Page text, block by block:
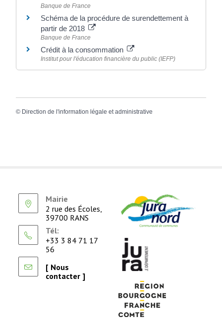
Banque de France
Schéma de la procédure de surendettement à
partir de 2018
Banque de France
Crédit à la consommation
Institut pour l'éducation financière du public (IEFP)
© Direction de l'information légale et administrative
Mairie
2 rue des Écoles,
39700 RANS
Tél:
+33 3 84 71 17
56
[ Nous
contacter ]